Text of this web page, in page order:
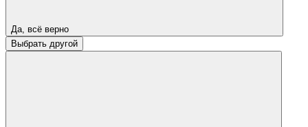
Да, всё верно
Выбрать другой